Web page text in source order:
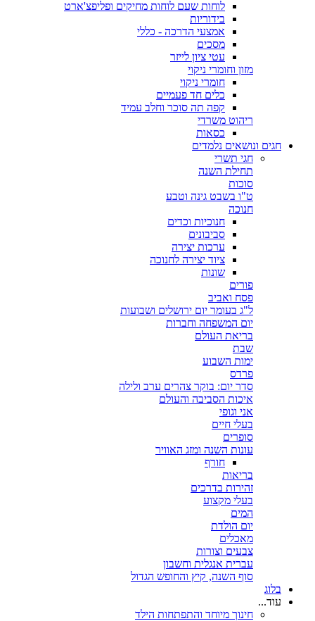
לוחות שעם לוחות מחיקים ופליפצ'ארט
בידוריות
אמצעי הדרכה - כללי
מסכים
עטי ציון לייזר
מזון וחומרי ניקוי
חומרי ניקוי
כלים חד פעמיים
קפה תה סוכר וחלב עמיד
ריהוט משרדי
כסאות
חגים ונושאים נלמדים
חגי תשרי
תחילת השנה
סוכות
ט"ו בשבט גינה וטבע
חנוכה
חנוכיות וכדים
סביבונים
ערכות יצירה
ציוד יצירה לחנוכה
שונות
פורים
פסח ואביב
ל"ג בעומר יום ירושלים ושבועות
יום המשפחה וחברות
בריאת העולם
שבת
ימות השבוע
פרדס
סדר יום: בוקר צהרים ערב ולילה
איכות הסביבה והעולם
אני וגופי
בעלי חיים
סופרים
עונות השנה ומזג האוויר
חורף
בריאות
זהירות בדרכים
בעלי מקצוע
המים
יום הולדת
מאכלים
צבעים וצורות
עברית אנגלית וחשבון
סוף השנה, קיץ והחופש הגדול
בלוג
עוד...
חינוך מיוחד והתפתחות הילד